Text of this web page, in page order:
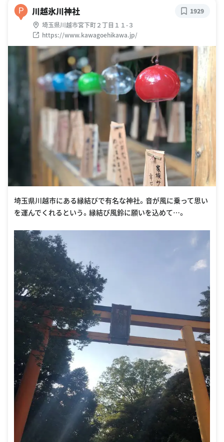
P 川越氷川神社
埼玉県川越市宮下町２丁目１１-３
https://www.kawagoehikawa.jp/
1929
埼玉県川越市にある縁結びで有名な神社。音が風に乗って思い
を運んでくれるという。縁結び風鈴に願いを込めて…。